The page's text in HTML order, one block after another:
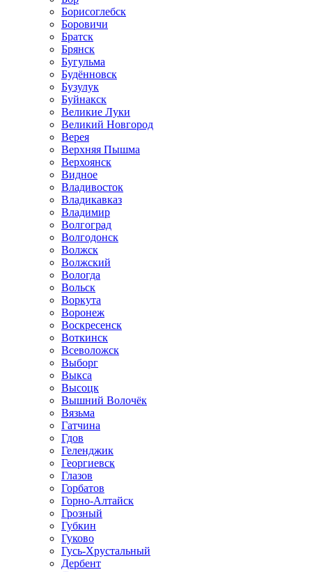
Борисоглебск
Боровичи
Братск
Брянск
Бугульма
Будённовск
Бузулук
Буйнакск
Великие Луки
Великий Новгород
Верея
Верхняя Пышма
Верхоянск
Видное
Владивосток
Владикавказ
Владимир
Волгоград
Волгодонск
Волжск
Волжский
Вологда
Вольск
Воркута
Воронеж
Воскресенск
Воткинск
Всеволожск
Выборг
Выкса
Высоцк
Вышний Волочёк
Вязьма
Гатчина
Гдов
Геленджик
Георгиевск
Глазов
Горбатов
Горно-Алтайск
Грозный
Губкин
Гуково
Гусь-Хрустальный
Дербент